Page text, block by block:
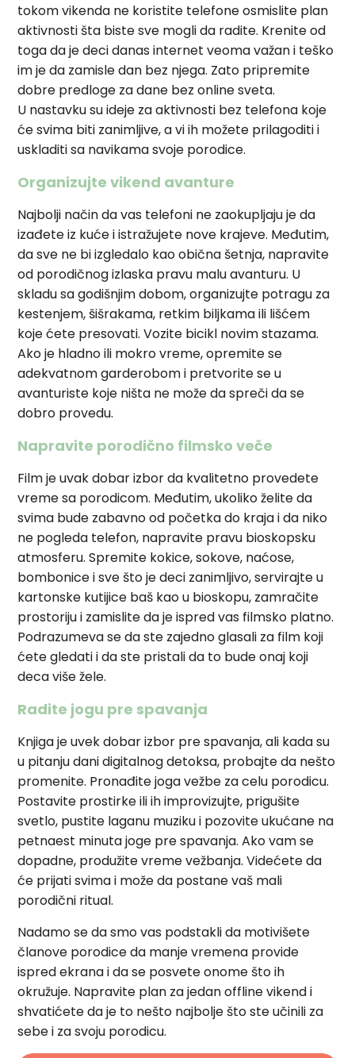
tokom vikenda ne koristite telefone osmislite plan
aktivnosti šta biste sve mogli da radite. Krenite od
toga da je deci danas internet veoma važan i teško
im je da zamisle dan bez njega. Zato pripremite
dobre predloge za dane bez online sveta.
U nastavku su ideje za aktivnosti bez telefona koje
će svima biti zanimljive, a vi ih možete prilagoditi i
uskladiti sa navikama svoje porodice.
Organizujte vikend avanture
Najbolji način da vas telefoni ne zaokupljaju je da
izađete iz kuće i istražujete nove krajeve. Međutim,
da sve ne bi izgledalo kao obična šetnja, napravite
od porodičnog izlaska pravu malu avanturu. U
skladu sa godišnjim dobom, organizujte potragu za
kestenjem, šišrakama, retkim biljkama ili lišćem
koje ćete presovati. Vozite bicikl novim stazama.
Ako je hladno ili mokro vreme, opremite se
adekvatnom garderobom i pretvorite se u
avanturiste koje ništa ne može da spreči da se
dobro provedu.
Napravite porodično filmsko veče
Film je uvak dobar izbor da kvalitetno provedete
vreme sa porodicom. Međutim, ukoliko želite da
svima bude zabavno od početka do kraja i da niko
ne pogleda telefon, napravite pravu bioskopsku
atmosferu. Spremite kokice, sokove, naćose,
bombonice i sve što je deci zanimljivo, servirajte u
kartonske kutijice baš kao u bioskopu, zamračite
prostoriju i zamislite da je ispred vas filmsko platno.
Podrazumeva se da ste zajedno glasali za film koji
ćete gledati i da ste pristali da to bude onaj koji
deca više žele.
Radite jogu pre spavanja
Knjiga je uvek dobar izbor pre spavanja, ali kada su
u pitanju dani digitalnog detoksa, probajte da nešto
promenite. Pronađite joga vežbe za celu porodicu.
Postavite prostirke ili ih improvizujte, prigušite
svetlo, pustite laganu muziku i pozovite ukućane na
petnaest minuta joge pre spavanja. Ako vam se
dopadne, produžite vreme vežbanja. Videćete da
će prijati svima i može da postane vaš mali
porodični ritual.
Nadamo se da smo vas podstakli da motivišete
članove porodice da manje vremena provide
ispred ekrana i da se posvete onome što ih
okružuje. Napravite plan za jedan offline vikend i
shvatićete da je to nešto najbolje što ste učinili za
sebe i za svoju porodicu.